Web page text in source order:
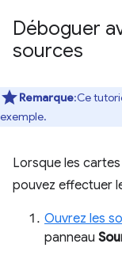
Déboguer
sources
Remarque:Ce
exemple.
Lorsque les
pouvez effectuer
Ouvrez les
panneau